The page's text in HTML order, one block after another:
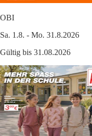
OBI
Sa. 1.8. - Mo. 31.8.2026
Gültig bis 31.08.2026